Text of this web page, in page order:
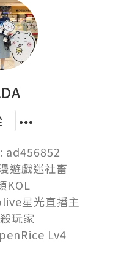
ad456852
戲迷社畜
KOL
星光直播主
玩家
Lv4